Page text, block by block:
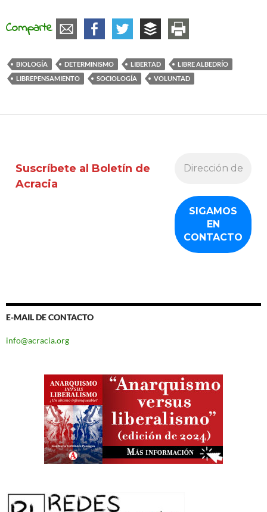
Comparte
BIOLOGÍA DETERMINISMO LIBERTAD
LIBRE ALBEDRÍO
LIBREPENSAMIENTO
SOCIOLOGÍA VOLUNTAD
Suscríbete al Boletín de
Acracia
E-MAIL DE CONTACTO
info@acracia.org